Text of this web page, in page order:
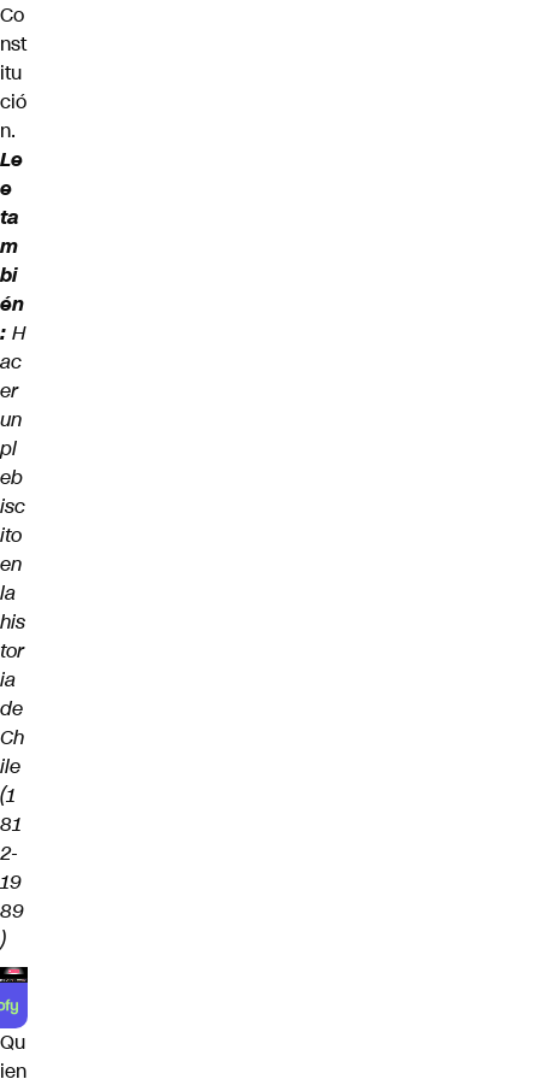
Co
nst
itu
ció
n.
Le
e
ta
m
bi
én
: H
ac
er
un
pl
eb
isc
ito
en
la
his
tor
ia
de
Ch
ile
(1
81
2-
19
89
)
Qu
ien